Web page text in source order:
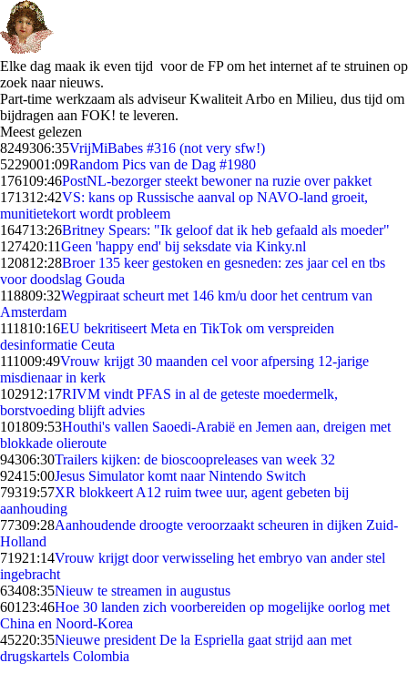
Elke dag maak ik even tijd voor de FP om het internet af te struinen op
zoek naar nieuws.
Part-time werkzaam als adviseur Kwaliteit Arbo en Milieu, dus tijd om
bijdragen aan FOK! te leveren.
Meest gelezen
8249306:35VrijMiBabes #316 (not very sfw!)
5229001:09Random Pics van de Dag #1980
176109:46PostNL-bezorger steekt bewoner na ruzie over pakket
171312:42VS: kans op Russische aanval op NAVO-land groeit,
munitietekort wordt probleem
164713:26Britney Spears: "Ik geloof dat ik heb gefaald als moeder"
127420:11Geen 'happy end' bij seksdate via Kinky.nl
120812:28Broer 135 keer gestoken en gesneden: zes jaar cel en tbs
voor doodslag Gouda
118809:32Wegpiraat scheurt met 146 km/u door het centrum van
Amsterdam
111810:16EU bekritiseert Meta en TikTok om verspreiden
desinformatie Ceuta
111009:49Vrouw krijgt 30 maanden cel voor afpersing 12-jarige
misdienaar in kerk
102912:17RIVM vindt PFAS in al de geteste moedermelk,
borstvoeding blijft advies
101809:53Houthi's vallen Saoedi-Arabië en Jemen aan, dreigen met
blokkade olieroute
94306:30Trailers kijken: de bioscoopreleases van week 32
92415:00Jesus Simulator komt naar Nintendo Switch
79319:57XR blokkeert A12 ruim twee uur, agent gebeten bij
aanhouding
77309:28Aanhoudende droogte veroorzaakt scheuren in dijken Zuid-
Holland
71921:14Vrouw krijgt door verwisseling het embryo van ander stel
ingebracht
63408:35Nieuw te streamen in augustus
601 23:46Hoe 30 landen zich voorbereiden op mogelijke oorlog met
China en Noord-Korea
45220:35Nieuwe president De la Espriella gaat strijd aan met
drugskartels Colombia